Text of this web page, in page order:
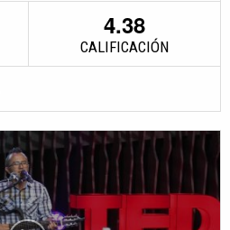
4.38
CALIFICACIÓN